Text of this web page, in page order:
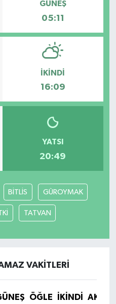
GÜNEŞ
05:11
İKINDI
16:09
YATSI
20:49
BİTLİS GÜROYMAK
TATVAN
VAKITLERI
ÖĞLE İKINDI